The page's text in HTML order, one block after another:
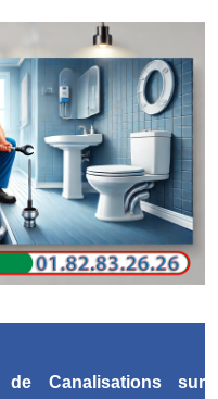
Canalisationssur